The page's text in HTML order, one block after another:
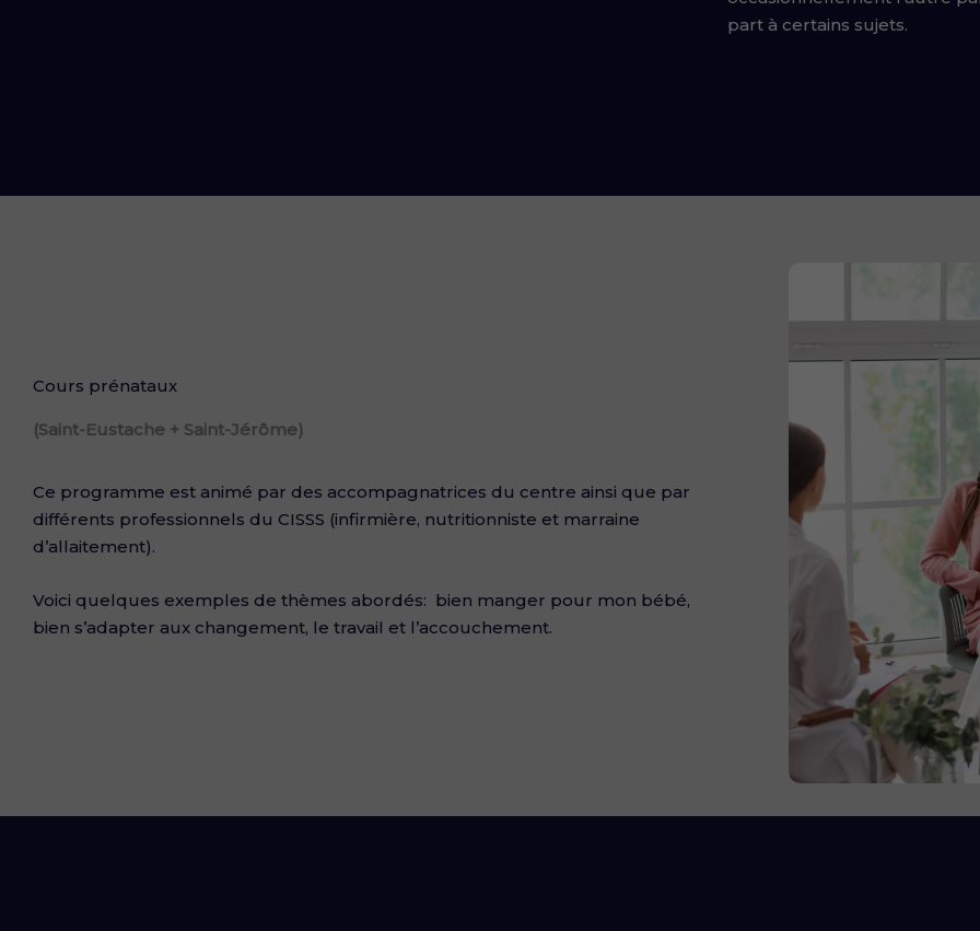
part à certains sujets.
Cours prénataux
(Saint-Eustache + Saint-Jérôme)
Ce programme est animé par des accompagnatrices du centre ainsi que par
différents professionnels du CISSS (infirmière, nutritionniste et marraine
d’allaitement).
Voici quelques exemples de thèmes abordés: bien manger pour mon bébé,
bien s’adapter aux changement, le travail et l’accouchement.